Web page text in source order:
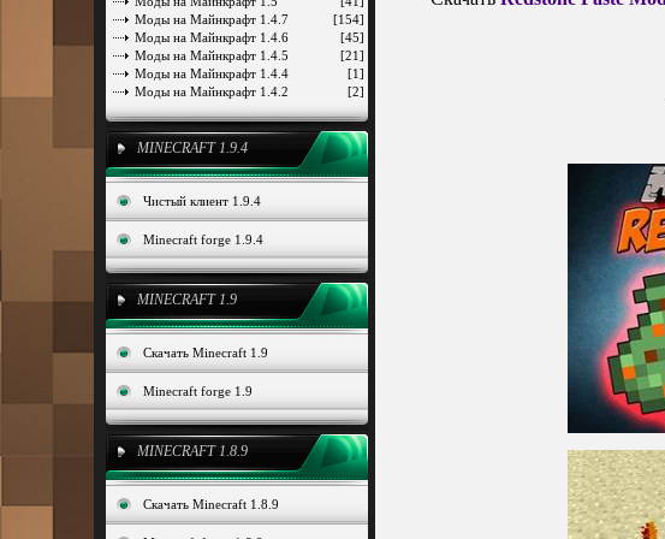
[154]
Моды на Майнкрафт 1.4.7
[45]
Моды на Майнкрафт 1.4.6
[21]
Моды на Майнкрафт 1.4.5
[1]
Моды на Майнкрафт 1.4.4
[2]
Моды на Майнкрафт 1.4.2
MINECRAFT 1.9.4
Чистый клиент 1.9.4
Minecraft forge 1.9.4
MINECRAFT 1.9
Скачать Minecraft 1.9
Minecraft forge 1.9
MINECRAFT 1.8.9
Скачать Minecraft 1.8.9